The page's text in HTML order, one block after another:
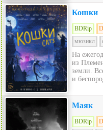
Кошки
BDRip
мюзикл
На
из
земли.
и
Маяк
BDRip